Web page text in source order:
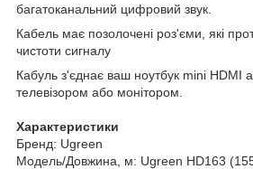
багатоканальний цифровий звук.
Кабель має позолочені роз'єми, які
чистоти сигналу
Кабуль з'єднає ваш ноутбук mini HDMI
телевізором або монітором.
Характеристики
Бренд: Ugreen
Модель/Довжина, м: Ugreen HD163